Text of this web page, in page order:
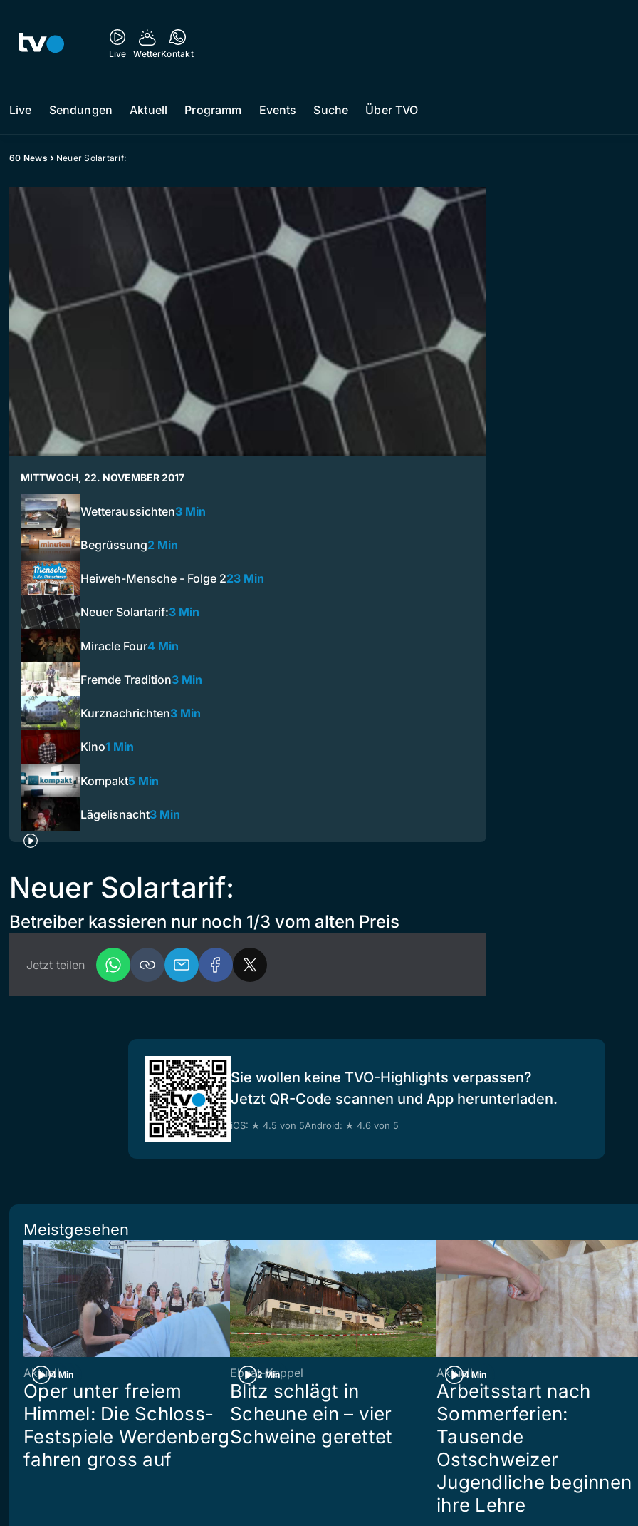
Live WetterKontakt
Live Sendungen Aktuell Programm Events Suche Über TVO
60 News Neuer Solartarif:
MITTWOCH, 22. NOVEMBER 2017
Wetteraussichten3 Min
Begrüssung2 Min
Heiweh-Mensche - Folge 223 Min
Neuer Solartarif:3 Min
Miracle Four4 Min
Fremde Tradition3 Min
Kurznachrichten3 Min
Kino1 Min
Kompakt5 Min
Lägelisnacht3 Min
Neuer Solartarif:
Betreiber kassieren nur noch 1/3 vom alten Preis
Jetzt teilen
Sie wollen keine TVO-Highlights verpassen?
Jetzt QR-Code scannen und App herunterladen.
iOS: ★ 4.5 von 5Android: ★ 4.6 von 5
Meistgesehen
4 Min
Aktuell
Oper unter freiem
Himmel: Die Schloss-
Festspiele Werdenberg
fahren gross auf
2 Min
Ebnat-Kappel
Blitz schlägt in
Scheune ein – vier
Schweine gerettet
4 Min
Aktuell
Arbeitsstart nach
Sommerferien:
Tausende
Ostschweizer
Jugendliche beginnen
ihre Lehre